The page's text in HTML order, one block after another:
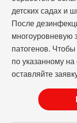
детских садах и
После
многоуровневую
патогенов. Чтобы
по указанному
оставляйте